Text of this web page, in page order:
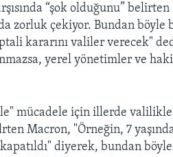
“şok olduğunu”
zorluk çekiyor. Bundan
kararını valiler verecek"
yerel yönetimler ve
mücadele için illerde
Macron, "Örneğin, 7
diyerek, bundan